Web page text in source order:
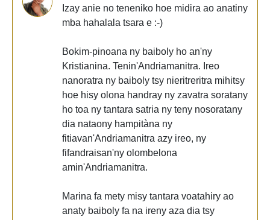
Izay anie no teneniko hoe midira ao anatiny
mba hahalala tsara e :-)
Bokim-pinoana ny baiboly ho an'ny
Kristianina. Tenin'Andriamanitra. Ireo
nanoratra ny baiboly tsy nieritreritra mihitsy
hoe hisy olona handray ny zavatra soratany
ho toa ny tantara satria ny teny nosoratany
dia nataony hampitàna ny
fitiavan'Andriamanitra azy ireo, ny
fifandraisan'ny olombelona
amin'Andriamanitra.
Marina fa mety misy tantara voatahiry ao
anaty baiboly fa na ireny aza dia tsy